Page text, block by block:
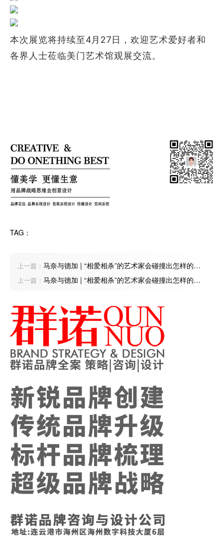
本次展览将持续至4月27日，欢迎艺术爱好者和
各界人士莅临美门艺术馆观展交流。
TAG：
上一篇： 马奈与德加 | “相爱相杀”的艺术家会碰撞出怎样的艺
术火花？
上一篇： 马奈与德加 | “相爱相杀”的艺术家会碰撞出怎样的艺